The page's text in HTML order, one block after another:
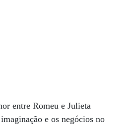
entre Romeu e Julieta
e os negócios no